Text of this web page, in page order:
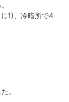
1)、冷暗所で4
。